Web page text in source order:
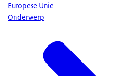
Europese Unie
Onderwerp